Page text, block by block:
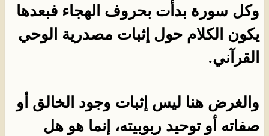
وكل سورة بدأت بحروف الهجاء فبعدها
يكون الكلام حول إثبات مصدرية الوحي
القرآني.
والغرض هنا ليس إثبات وجود الخالق أو
صفاته أو توحيد ربوبيته، إنما هو هل